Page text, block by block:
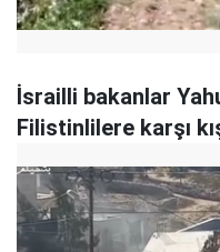
İsrailli bakanlar
Filistinlilere karşı